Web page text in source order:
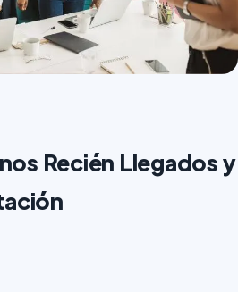
Recién Llegados y